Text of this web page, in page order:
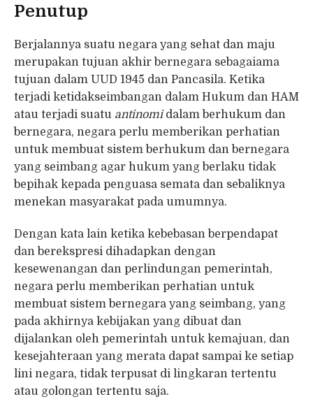
Penutup
Berjalannya suatu negara yang sehat dan maju
merupakan tujuan akhir bernegara sebagaiama
tujuan dalam UUD 1945 dan Pancasila. Ketika
terjadi ketidakseimbangan dalam Hukum dan HAM
atau terjadi suatu antinomidalam berhukum dan
bernegara, negara perlu memberikan perhatian
untuk membuat sistem berhukum dan bernegara
yang seimbang agar hukum yang berlaku tidak
bepihak kepada penguasa semata dan sebaliknya
menekan masyarakat pada umumnya.
Dengan kata lain ketika kebebasan berpendapat
dan berekspresi dihadapkan dengan
kesewenangan dan perlindungan pemerintah,
negara perlu memberikan perhatian untuk
membuat sistem bernegara yang seimbang, yang
pada akhirnya kebijakan yang dibuat dan
dijalankan oleh pemerintah untuk kemajuan, dan
kesejahteraan yang merata dapat sampai ke setiap
lini negara, tidak terpusat di lingkaran tertentu
atau golongan tertentu saja.